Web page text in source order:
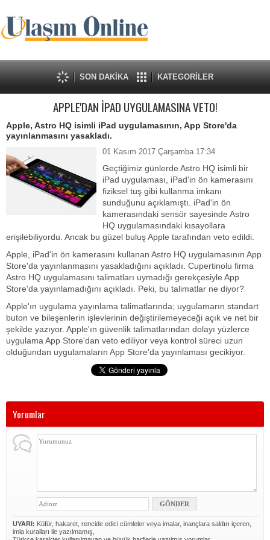
SON DAKİKA KATEGORİLER
APPLE'DAN İPAD UYGULAMASINA VETO!
Apple, Astro HQ isimli iPad uygulamasının, App Store'da
yayınlanmasını yasakladı.
01 Kasım 2017 Çarşamba 17:34
Geçtiğimiz günlerde Astro HQ isimli bir
iPad uygulaması, iPad'in ön kamerasını
fiziksel tuş gibi kullanma imkanı
sunduğunu açıklamıştı. iPad'in ön
kamerasındaki sensör sayesinde Astro
HQ uygulamasındaki kısayollara
erişilebiliyordu. Ancak bu güzel buluş Apple tarafından veto edildi.
Apple, iPad'in ön kamerasını kullanan Astro HQ uygulamasının App
Store'da yayınlanmasını yasakladığını açıkladı. Cupertinolu firma
Astro HQ uygulamasını talimatları uymadığı gerekçesiyle App
Store'da yayınlamadığını açıkladı. Peki, bu talimatlar ne diyor?
Apple'ın uygulama yayınlama talimatlarında; uygulamarın standart
buton ve bileşenlerin işlevlerinin değiştirilemeyeceği açık ve net bir
şekilde yazıyor. Apple'ın güvenlik talimatlarından dolayı yüzlerce
uygulama App Store'dan veto ediliyor veya kontrol süreci uzun
olduğundan uygulamaların App Store'da yayınlaması gecikiyor.
Yorumlar
UYARI: Küfür, hakaret, rencide edici cümleler veya imalar, inançlara saldırı içeren,
imla kuralları ile yazılmamış,